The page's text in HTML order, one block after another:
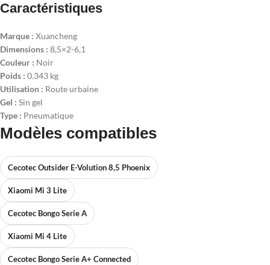
Caractéristiques
Marque : Xuancheng
Dimensions : 8,5×2-6,1
Couleur : Noir
Poids : 0.343 kg
Utilisation : Route urbaine
Gel : Sin gel
Type : Pneumatique
Modèles compatibles
Cecotec Outsider E-Volution 8,5 Phoenix
Xiaomi Mi 3 Lite
Cecotec Bongo Serie A
Xiaomi Mi 4 Lite
Cecotec Bongo Serie A+ Connected